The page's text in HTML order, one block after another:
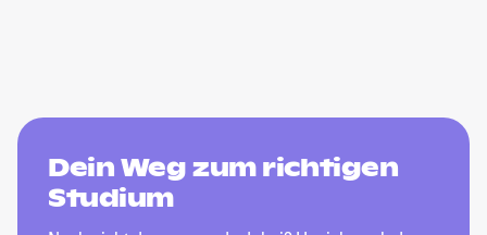
Dein Weg zum richtigen
Studium